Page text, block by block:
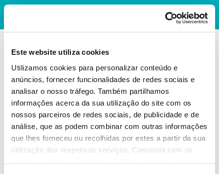
Este website utiliza cookies
Utilizamos cookies para personalizar conteúdo e
anúncios, fornecer funcionalidades de redes sociais e
analisar o nosso tráfego. Também partilhamos
informações acerca da sua utilização do site com os
nossos parceiros de redes sociais, de publicidade e de
análise, que as podem combinar com outras informações
que lhes forneceu ou recolhidas por estes a partir da sua
utilização dos respetivos serviços. Concorda com os